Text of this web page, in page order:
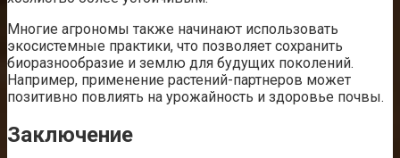
Многие агрономы также начинают использовать
экосистемные практики, что позволяет сохранить
биоразнообразие и землю для будущих поколений.
Например, применение растений-партнеров может
позитивно повлиять на урожайность и здоровье почвы.
Заключение